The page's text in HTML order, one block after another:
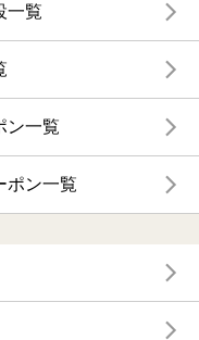
一覧
ン一覧
ポン一覧